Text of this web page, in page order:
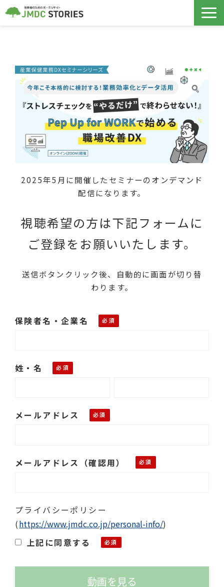
データヘルス計画
ノウハウ記事
セミナー
コラボヘルス
2025年5月に開催したセミナーのオンデマンド
配信になります。
視聴希望の方は下記フォームに
ご登録をお願いいたします。
送信ボタンクリック後、自動的に画面が切り替
わります。
保険者名・企業名
姓・名
メールアドレス
メールアドレス（確認用）
プライバシーポリシー
(https://www.jmdc.co.jp/personal-info/)
上記に同意する